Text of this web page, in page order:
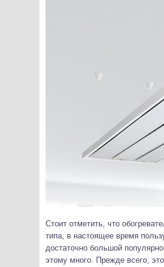
Стоит отметить, что
типа, в настоящее время
достаточно большой
этому много. Прежде всего,